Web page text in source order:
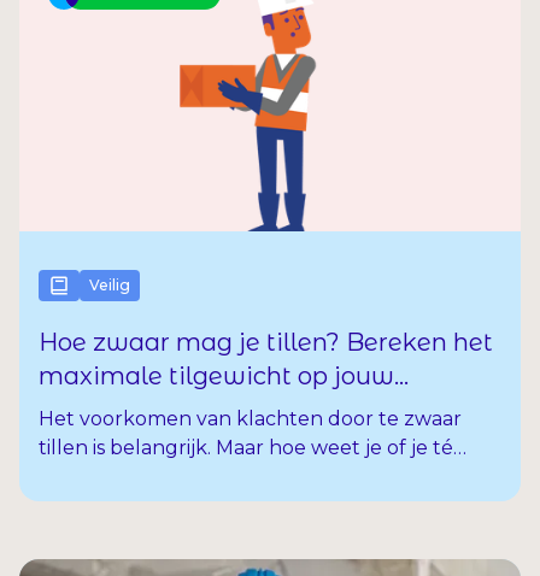
én dat je goed bent voorbereid op risico’s op de
werkvloer. In dit artikel leggen we uit wat deze
cijfers betekenen en welke stappen jij zelf kunt
zetten om de risico’s te verkleinen.
Veilig
Hoe zwaar mag je tillen? Bereken het
maximale tilgewicht op jouw
werkplek
Het voorkomen van klachten door te zwaar
tillen is belangrijk. Maar hoe weet je of je té
vaak voor.